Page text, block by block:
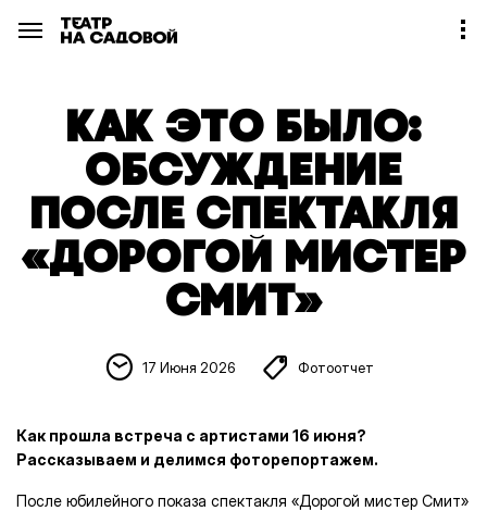
КАК ЭТО БЫЛО:
ОБСУЖДЕНИЕ
ПОСЛЕ СПЕКТАКЛЯ
«ДОРОГОЙ МИСТЕР
СМИТ»
17 Июня 2026 Фотоотчет
Как прошла встреча с артистами 16 июня?
Рассказываем и делимся фоторепортажем.
После юбилейного показа спектакля «Дорогой мистер Смит»